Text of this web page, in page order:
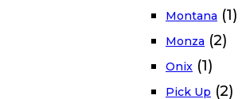
Montana (1)
Monza (2)
Onix (1)
Pick Up (2)